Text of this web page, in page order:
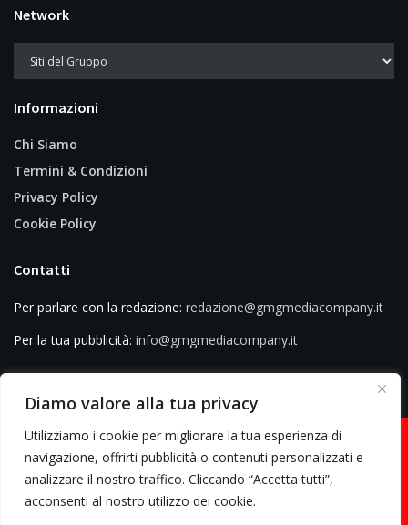
Diamo valore alla tua privacy
Utilizziamo i cookie per migliorare la tua esperienza di
navigazione, offrirti pubblicità o contenuti personalizzati e
analizzare il nostro traffico. Cliccando “Accetta tutti”,
acconsenti al nostro utilizzo dei cookie.
Network
Informazioni
Chi Siamo
Termini & Condizioni
Privacy Policy
Cookie Policy
Contatti
Per parlare con la redazione: redazione@gmgmediacompany.it
Per la tua pubblicità: info@gmgmediacompany.it
© 2026 GMG Media Company Di Mossutti Gianluca | Sede legale: Corso